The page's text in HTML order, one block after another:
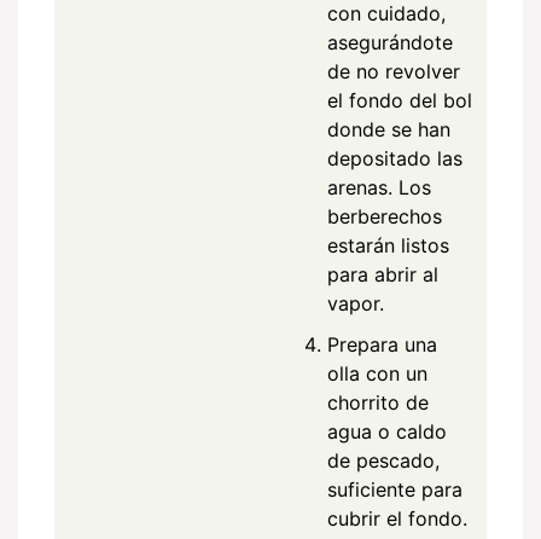
con cuidado,
asegurándote
de no revolver
el fondo del bol
donde se han
depositado las
arenas. Los
berberechos
estarán listos
para abrir al
vapor.
Prepara una
olla con un
chorrito de
agua o caldo
de pescado,
suficiente para
cubrir el fondo.